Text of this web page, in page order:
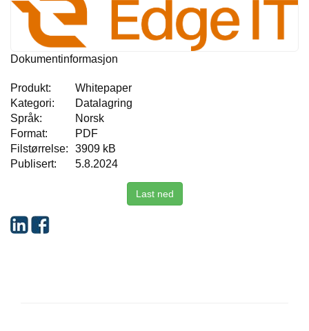
Dokumentinformasjon
Produkt:
Whitepaper
Kategori:
Datalagring
Språk:
Norsk
Format:
PDF
Filstørrelse:
3909 kB
Publisert:
5.8.2024
Last ned